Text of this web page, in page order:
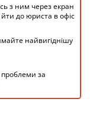
з ним через екран
до юриста в офіс
найвигіднішу
за